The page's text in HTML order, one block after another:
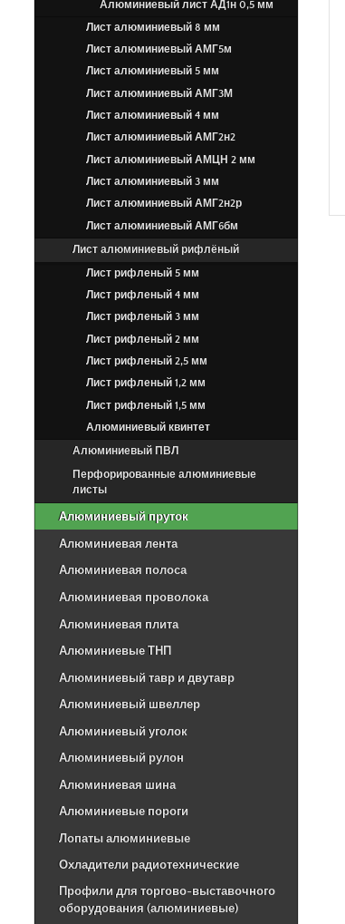
Алюминиевый лист АД1н 0,5 мм
Лист алюминиевый 8 мм
Лист алюминиевый АМГ5м
Лист алюминиевый 5 мм
Лист алюминиевый АМГ3М
Лист алюминиевый 4 мм
Лист алюминиевый АМГ2н2
Лист алюминиевый АМЦН 2 мм
Лист алюминиевый 3 мм
Лист алюминиевый АМГ2н2р
Лист алюминиевый АМГ6бм
Лист алюминиевый рифлёный
Лист рифленый 5 мм
Лист рифленый 4 мм
Лист рифленый 3 мм
Лист рифленый 2 мм
Лист рифленый 2,5 мм
Лист рифленый 1,2 мм
Лист рифленый 1,5 мм
Алюминиевый квинтет
Алюминиевый ПВЛ
Перфорированные алюминиевые
листы
Алюминиевый пруток
Алюминиевая лента
Алюминиевая полоса
Алюминиевая проволока
Алюминиевая плита
Алюминиевые ТНП
Алюминиевый тавр и двутавр
Алюминиевый швеллер
Алюминиевый уголок
Алюминиевый рулон
Алюминиевая шина
Алюминиевые пороги
Лопаты алюминиевые
Охладители радиотехнические
Профили для торгово-выставочного
оборудования (алюминиевые)